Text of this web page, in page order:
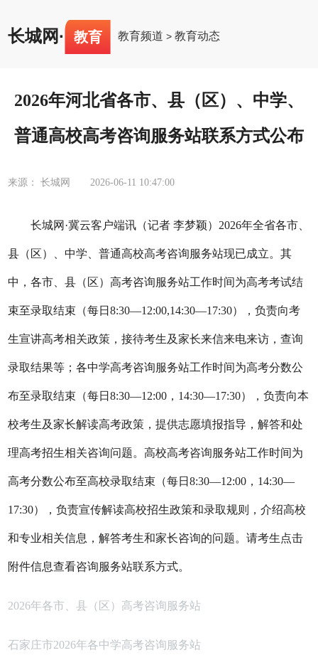
长城网· 教育 教育频道 >教育动态
2026年河北省各市、县（区）、中学、
普通高校高考咨询服务站联系方式公布
来源： 长城网 2026-06-11 10:47:00
长城网·冀云客户端讯（记者 李梦颖） 2026年全省各市、
县（区）、中学、普通高校高考咨询服务站现已成立。其
中，各市、县（区）高考咨询服务站工作时间为高考考试结
束至录取结束（每日8:30—12:00,14:30—17:30），负责向考
生宣讲高考相关政策，接待考生及家长来信来电来访，查询
录取结果等；各中学高考咨询服务站工作时间为高考分数公
布至录取结束（每日8:30—12:00，14:30—17:30），负责向本
校考生及家长解读高考政策，提供志愿填报指导，解答和处
理高考招生相关咨询问题。高校高考咨询服务站工作时间为
高考分数公布至高校录取结束（每日8:30—12:00，14:30—
17:30），负责宣传解读高校招生政策和录取规则，介绍高校
和专业相关信息，解答考生和家长咨询的问题。请考生点击
附件信息查看咨询服务站联系方式。
2026年各市、县（区）高考咨询服务站
石家庄市2026年各中学高考咨询服务站